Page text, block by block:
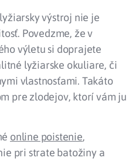
výstroj nie je
Povedzme, že v
výletu si doprajete
lyžiarske okuliare, či
vlastnosťami. Takáto
pre zlodejov, ktorí vám ju
online poistenie,
pri strate batožiny a